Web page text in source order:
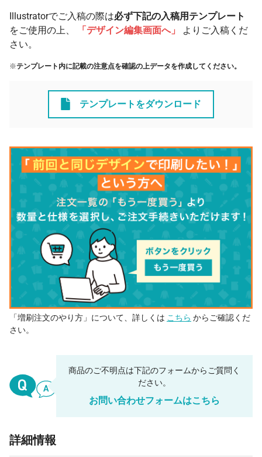
Illustratorでご入稿の際は必ず下記の入稿用テンプレート
をご使用の上、
「デザイン編集画面へ」
よりご入稿くだ
さい。
※テンプレート内に記載の注意点を確認の上データを作成してください。
テンプレートをダウンロード
「増刷注文のやり方」について、詳しくは こちら からご確認くだ
さい。
商品のご不明点は下記のフォームからご質問く
ださい。
お問い合わせフォームはこちら
詳細情報